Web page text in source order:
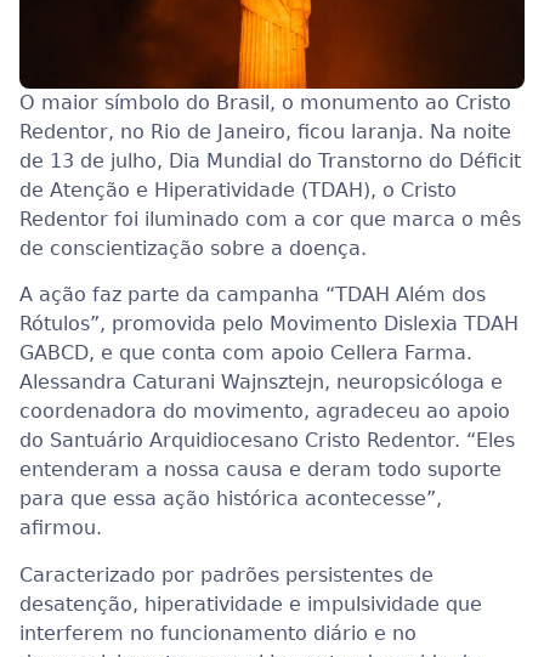
O maior símbolo do Brasil, o monumento ao Cristo
Redentor, no Rio de Janeiro, ficou laranja. Na noite
de 13 de julho, Dia Mundial do Transtorno do Déficit
de Atenção e Hiperatividade (TDAH), o Cristo
Redentor foi iluminado com a cor que marca o mês
de conscientização sobre a doença.
A ação faz parte da campanha “TDAH Além dos
Rótulos”, promovida pelo Movimento Dislexia TDAH
GABCD, e que conta com apoio Cellera Farma.
Alessandra Caturani Wajnsztejn, neuropsicóloga e
coordenadora do movimento, agradeceu ao apoio
do Santuário Arquidiocesano Cristo Redentor. “Eles
entenderam a nossa causa e deram todo suporte
para que essa ação histórica acontecesse”,
afirmou.
Caracterizado por padrões persistentes de
desatenção, hiperatividade e impulsividade que
interferem no funcionamento diário e no